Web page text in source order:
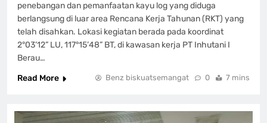
penebangan dan pemanfaatan kayu log yang diduga
berlangsung di luar area Rencana Kerja Tahunan (RKT) yang
telah disahkan. Lokasi kegiatan berada pada koordinat
2°03’12” LU, 117°15’48” BT, di kawasan kerja PT Inhutani I
Berau…
Read More
Benz biskuatsemangat 0 7 mins